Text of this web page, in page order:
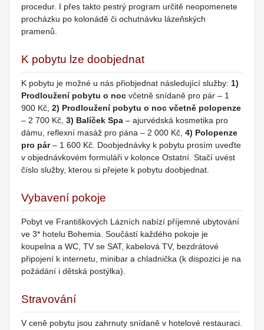
procedur. I přes takto pestrý program určitě neopomenete
procházku po kolonádě či ochutnávku lázeňských
pramenů.
K pobytu lze doobjednat
K pobytu je možné u nás přiobjednat následující služby: 1)
Prodloužení pobytu o noc včetně snídaně pro pár – 1
900 Kč, 2) Prodloužení pobytu o noc včetně polopenze
– 2 700 Kč, 3) Balíček Spa – ajurvédská kosmetika pro
dámu, reflexní masáž pro pána – 2 000 Kč, 4) Polopenze
pro pár– 1 600 Kč. Doobjednávky k pobytu prosím uveďte
v objednávkovém formuláři v kolonce Ostatní. Stačí uvést
číslo služby, kterou si přejete k pobytu doobjednat.
Vybavení pokoje
Pobyt ve Františkových Lázních nabízí příjemné ubytování
ve 3* hotelu Bohemia. Součástí každého pokoje je
koupelna a WC, TV se SAT, kabelová TV, bezdrátové
připojení k internetu, minibar a chladnička (k dispozici je na
požádání i dětská postýlka).
Stravování
V ceně pobytu jsou zahrnuty snídaně v hotelové restauraci.